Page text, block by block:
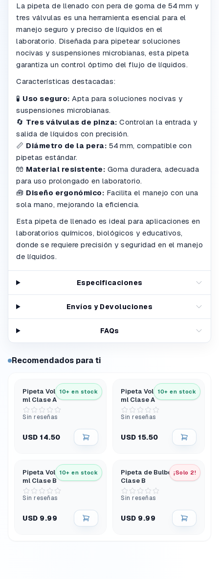
La pipeta de llenado con pera de goma de 54 mm y
tres válvulas es una herramienta esencial para el
manejo seguro y preciso de líquidos en el
laboratorio. Diseñada para pipetear soluciones
nocivas y suspensiones microbianas, esta pipeta
garantiza un control óptimo del flujo de líquidos.
Características destacadas:
🧪 Uso seguro: Apta para soluciones nocivas y
suspensiones microbianas.
🔄 Tres válvulas de pinza: Controlan la entrada y
salida de líquidos con precisión.
📏 Diámetro de la pera: 54 mm, compatible con
pipetas estándar.
🧤 Material resistente: Goma duradera, adecuada
para uso prolongado en laboratorio.
🧰 Diseño ergonómico: Facilita el manejo con una
sola mano, mejorando la eficiencia.
Esta pipeta de llenado es ideal para aplicaciones en
laboratorios químicos, biológicos y educativos,
donde se requiere precisión y seguridad en el manejo
de líquidos.
Especificaciones
Envíos y Devoluciones
FAQs
Recomendados para ti
10+ en stock
Pipeta Volumétrica 5
ml Clase A
Sin reseñas
USD 14.50
10+ en stock
Pipeta Volumétrica 10
ml Clase A
Sin reseñas
USD 15.50
10+ en stock
Pipeta Volumétrica 10
ml Clase B
Sin reseñas
USD 9.99
¡Solo 2!
Pipeta de Bulbo 5 ml
Clase B
Sin reseñas
USD 9.99